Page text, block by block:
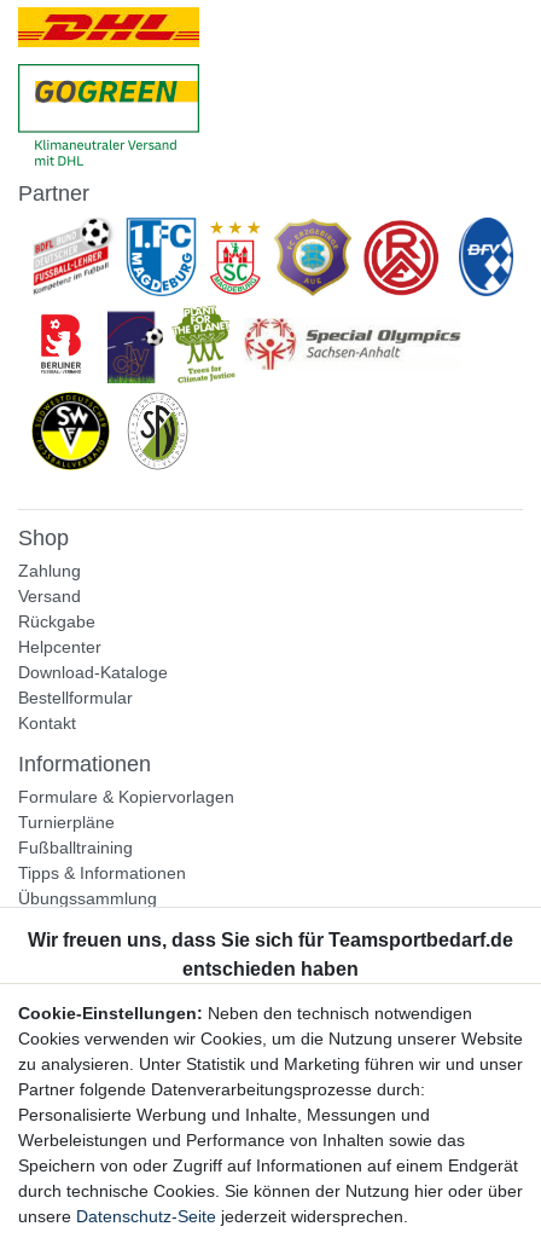
Partner
Shop
Zahlung
Versand
Rückgabe
Helpcenter
Download-Kataloge
Bestellformular
Kontakt
Informationen
Formulare & Kopiervorlagen
Turnierpläne
Fußballtraining
Tipps & Informationen
Übungssammlung
Unternehmen
Widerrufsrecht
Bestellung widerrufen
Datenschutzerklärung
AGB
Impressum
Newsletter
Cookie-Einstellungen: Neben den technisch notwendigen
Cookies verwenden wir Cookies, um die Nutzung unserer Website
zu analysieren. Unter Statistik und Marketing führen wir und unser
Partner folgende Datenverarbeitungsprozesse durch:
Personalisierte Werbung und Inhalte, Messungen und
Werbeleistungen und Performance von Inhalten sowie das
Speichern von oder Zugriff auf Informationen auf einem Endgerät
durch technische Cookies. Sie können der Nutzung hier oder über
unsere Datenschutz-Seite jederzeit widersprechen.